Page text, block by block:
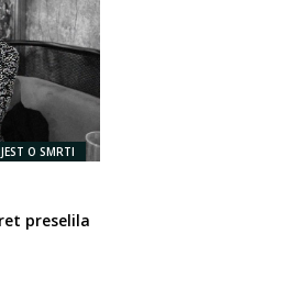
O SMRTI
preselila